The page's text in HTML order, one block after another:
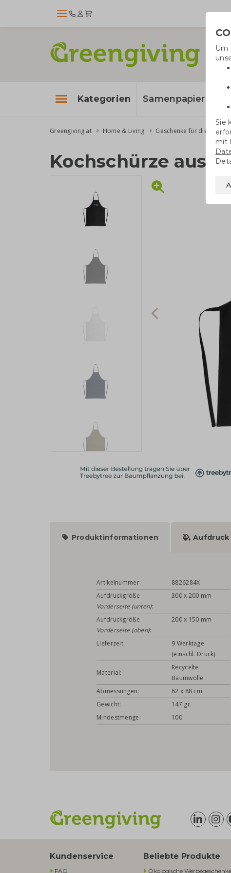
Kategorien Samenpapier
Greengiving.at Home & Living Geschenke für die Küche
Kochschürze aus
Produktinformationen Aufdruck
Artikelnummer:
8826284X
Aufdruckgröße
Vorderseite (unten):
300 x 200 mm
Aufdruckgröße
Vorderseite (oben):
200 x 150 mm
Lieferzeit:
9 Werktage
(einschl. Druck)
Material:
Recycelte
Baumwolle
Abmessungen:
62 x 88 cm
Gewicht:
147 gr.
Mindestmenge:
100
Kundenservice
FAQ
Beliebte Produkte
Ökologische Werbegeschenke​
Um
Sie
mit